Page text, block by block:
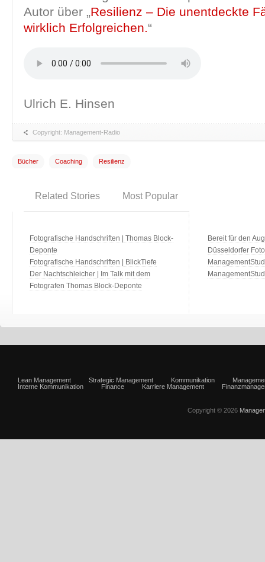
Autor über „Resilienz – Die unentdeckte
wirklich Erfolgreichen.“
Ulrich E. Hinsen
Copyright: Management-Radio
Bücher Coaching Resilienz
Related Stories Most Popular
Fotografische Handschriften | Thomas Block-
Deponte
Fotografische Handschriften | BlickTiefe
Der Nachtschleicher | Im Talk mit dem
Fotografen Thomas Block-Deponte
Bereit für den
Düsseldorfer
Lean Management Strategic Management Kommunikation
Interne Kommunikation
Finance Karriere Management
Copyright © 2026